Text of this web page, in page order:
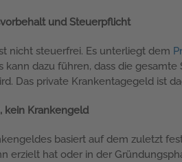
und Steuerpflicht
nicht steuerfrei. Es unterliegt dem
kann dazu führen, dass die
Das private Krankentagegeld ist
kein Krankengeld
basiert auf dem zuletzt
erzielt hat oder in der